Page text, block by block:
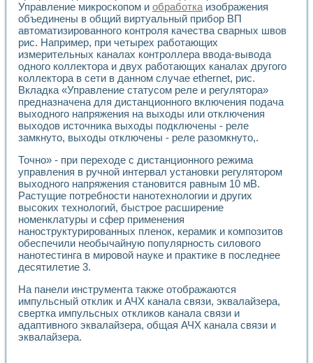
Управление микроскопом и обработкаизображения
объединены в общий виртуальный прибор ВП
автоматизированного контроля качества сварных швов
рис. Например, при четырех работающих
измерительных каналах контроллера ввода-вывода
одного коллектора и двух работающих каналах другого
коллектора в сети в данном случае ethernet, рис.
Вкладка «Управление статусом реле и регулятора»
предназначена для дистанционного включения подача
выходного напряжения на выходы или отключения
выходов источника выходы подключены - реле
замкнуто, выходы отключены - реле разомкнуто,.
Точно» - при переходе с дистанционного режима
управления в ручной интервал установки регулятором
выходного напряжения становится равным 10 мВ.
Растущие потребности нанотехнологии и других
высоких технологий, быстрое расширение
номенклатуры и сфер применения
наноструктурированных пленок, керамик и композитов
обеспечили необычайную популярность силового
нанотестинга в мировой науке и практике в последнее
десятилетие 3.
На панели инструмента также отображаются
импульсный отклик и АЧХ канала связи, эквалайзера,
свертка импульсных откликов канала связи и
адаптивного эквалайзера, общая АЧХ канала связи и
эквалайзера.